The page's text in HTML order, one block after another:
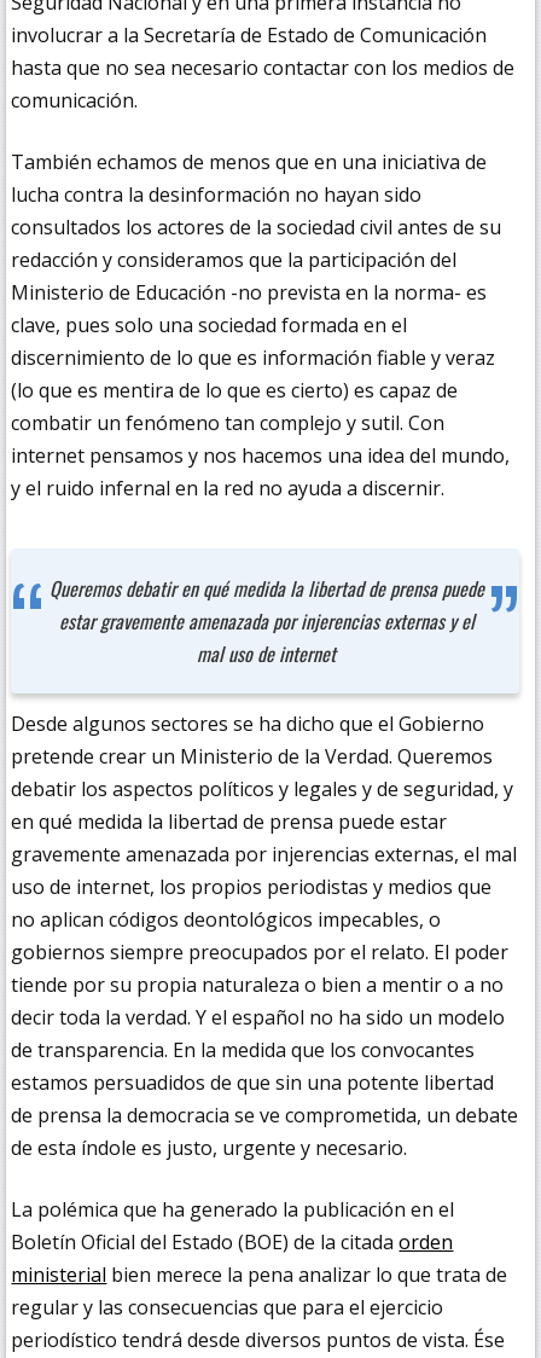
involucrar a la Secretaría de Estado de Comunicación
hasta que no sea necesario contactar con los medios de
comunicación.
También echamos de menos que en una iniciativa de
lucha contra la desinformación no hayan sido
consultados los actores de la sociedad civil antes de su
redacción y consideramos que la participación del
Ministerio de Educación -no prevista en la norma- es
clave, pues solo una sociedad formada en el
discernimiento de lo que es información fiable y veraz
(lo que es mentira de lo que es cierto) es capaz de
combatir un fenómeno tan complejo y sutil. Con
internet pensamos y nos hacemos una idea del mundo,
y el ruido infernal en la red no ayuda a discernir.
Queremos debatir en qué medida la libertad de prensa puede
estar gravemente amenazada por injerencias externas y el
mal uso de internet
Desde algunos sectores se ha dicho que el Gobierno
pretende crear un Ministerio de la Verdad. Queremos
debatir los aspectos políticos y legales y de seguridad, y
en qué medida la libertad de prensa puede estar
gravemente amenazada por injerencias externas, el mal
uso de internet, los propios periodistas y medios que
no aplican códigos deontológicos impecables, o
gobiernos siempre preocupados por el relato. El poder
tiende por su propia naturaleza o bien a mentir o a no
decir toda la verdad. Y el español no ha sido un modelo
de transparencia. En la medida que los convocantes
estamos persuadidos de que sin una potente libertad
de prensa la democracia se ve comprometida, un debate
de esta índole es justo, urgente y necesario.
La polémica que ha generado la publicación en el
Boletín Oficial del Estado (BOE) de la citadaorden
ministerial bien merece la pena analizar lo que trata de
regular y las consecuencias que para el ejercicio
periodístico tendrá desde diversos puntos de vista. Ése